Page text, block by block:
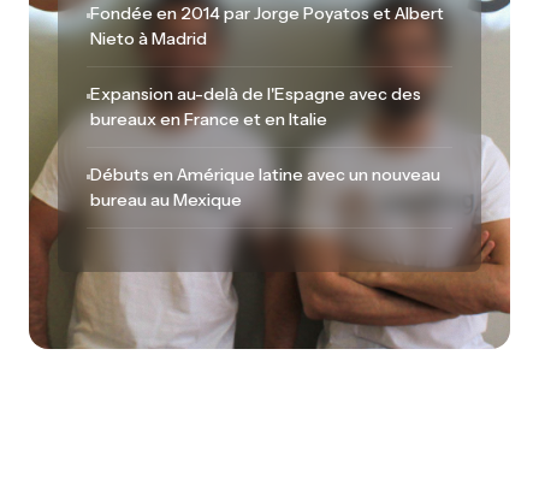
Fondée en 2014 par Jorge Poyatos et Albert
Nieto à Madrid
Expansion au-delà de l'Espagne avec des
bureaux en France et en Italie
Débuts en Amérique latine avec un nouveau
bureau au Mexique